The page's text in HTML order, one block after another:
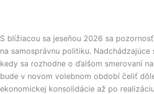
S blížiacou sa jeseňou 2026 sa
na samosprávnu politiku.
kedy sa rozhodne o ďalšom smerovaní
bude v novom volebnom období čeliť
ekonomickej konsolidácie až po